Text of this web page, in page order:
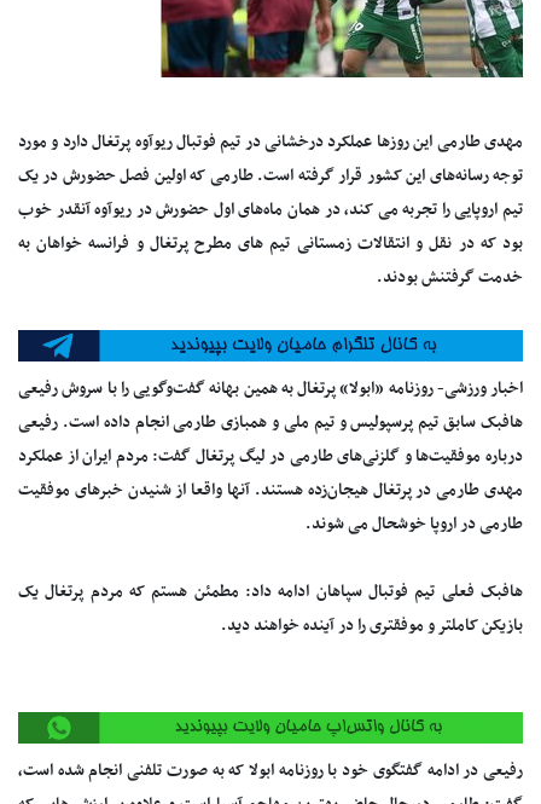
مهدی طارمی این روزها عملکرد درخشانی در تیم فوتبال ریوآوه پرتغال دارد و مورد
توجه رسانه‌های این کشور قرار گرفته است. طارمی که اولین فصل حضورش در یک
تیم اروپایی را تجربه می کند، در همان ماه‌های اول حضورش در ریوآوه آنقدر خوب
بود که در نقل و انتقالات زمستانی تیم های مطرح پرتغال و فرانسه خواهان به
خدمت گرفتنش بودند.
اخبار ورزشی- روزنامه «ابولا» پرتغال به همین بهانه گفت‌وگویی را با سروش رفیعی
هافبک سابق تیم پرسپولیس و تیم ملی و همبازی طارمی انجام داده است. رفیعی
درباره موفقیت‌ها و گلزنی‌های طارمی در لیگ پرتغال گفت: مردم ایران از عملکرد
مهدی طارمی در پرتغال هیجان‌زده هستند. آنها واقعا از شنیدن خبرهای موفقیت
طارمی در اروپا خوشحال می شوند.
هافبک فعلی تیم فوتبال سپاهان ادامه داد: مطمئن هستم که مردم پرتغال یک
بازیکن کاملتر و موفقتری را در آینده خواهند دید.
رفیعی در ادامه گفتگوی خود با روزنامه ابولا که به صورت تلفنی انجام شده است،